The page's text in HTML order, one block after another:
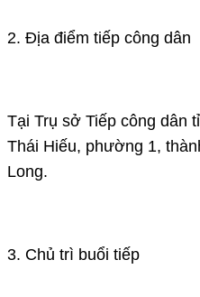
2. Địa điểm tiếp công dân
Tại Trụ sở Tiếp công dân
Thái Hiếu, phường 1,
Long.
3. Chủ trì buổi tiếp